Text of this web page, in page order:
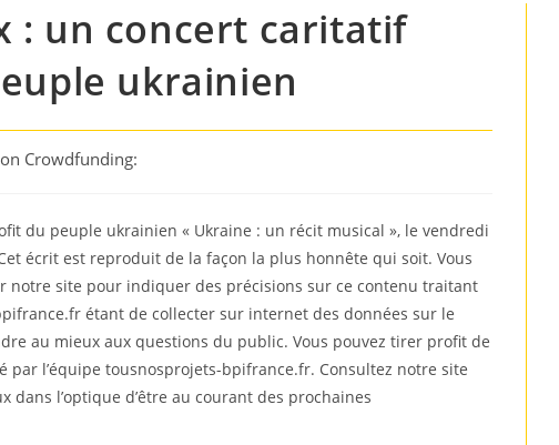
: un concert caritatif
ukrainien
Crowdfunding:
du peuple ukrainien « Ukraine : un récit musical », le vendredi
écrit est reproduit de la façon la plus honnête qui soit. Vous
notre site pour indiquer des précisions sur ce contenu traitant
étant de collecter sur internet des données sur le
au mieux aux questions du public. Vous pouvez tirer profit de
l’équipe tousnosprojets-bpifrance.fr. Consultez notre site
l’optique d’être au courant des prochaines